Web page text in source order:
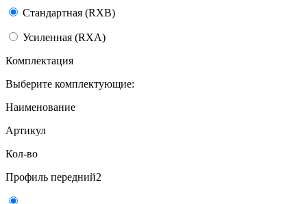
Стандартная (RXB)
Усиленная (RXA)
Комплектация
Выберите комплектующие:
Наименование
Артикул
Кол-во
Профиль передний2